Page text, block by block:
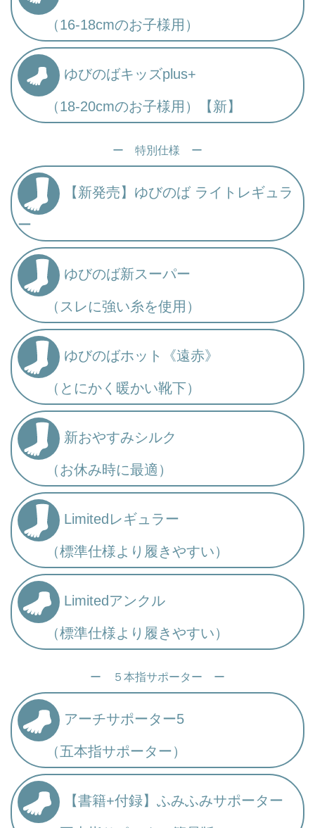
（16-18cmのお子様用）
ゆびのばキッズplus+
（18-20cmのお子様用）【新】
ー 特別仕様 ー
【新発売】ゆびのば ライトレギュラ
ー
ゆびのば新スーパー
（スレに強い糸を使用）
ゆびのばホット《遠赤》
（とにかく暖かい靴下）
新おやすみシルク
（お休み時に最適）
Limitedレギュラー
（標準仕様より履きやすい）
Limitedアンクル
（標準仕様より履きやすい）
ー ５本指サポーター ー
アーチサポーター5
（五本指サポーター）
【書籍+付録】ふみふみサポーター